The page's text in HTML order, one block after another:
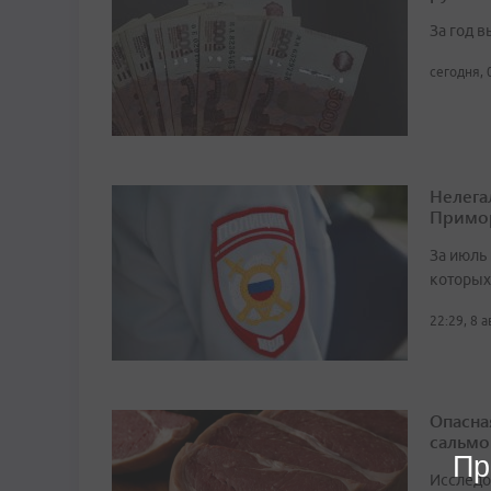
За год
сегодня,
За июль
22:29, 8